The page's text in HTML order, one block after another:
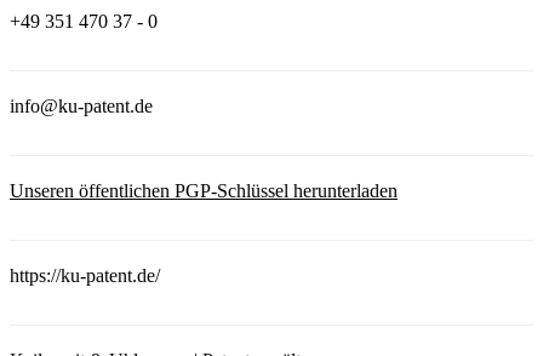
+49 351 470 37 - 0
info@ku-patent.de
Unseren öffentlichen PGP-Schlüssel herunterladen
https://ku-patent.de/